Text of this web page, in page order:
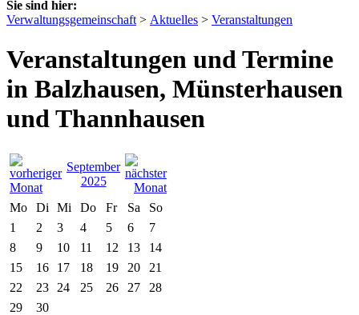
Sie sind hier:
Verwaltungsgemeinschaft > Aktuelles > Veranstaltungen
Veranstaltungen und Termine
in Balzhausen, Münsterhausen
und Thannhausen
September
2025
Mo
Di Mi Do Fr Sa
So
1
2 3 4 5 6
7
8
9 10 11 12 13
14
15
16 17 18 19 20
21
22
23 24 25 26 27
28
29
30